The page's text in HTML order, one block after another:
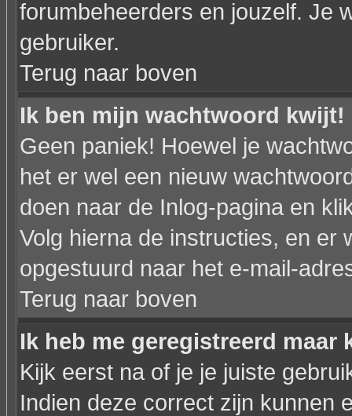
forumbeheerders en jouzelf. Je
gebruiker.
Terug naar boven
Ik ben mijn wachtwoord kwijt!
Geen paniek! Hoewel je
het er wel een nieuw
doen naar de Inlog-pagina en
Volg hierna de instructies, en er
opgestuurd naar het e-mail-
Terug naar boven
Ik heb me geregistreerd maar
Kijk eerst na of je je juiste
Indien deze correct zijn kunnen